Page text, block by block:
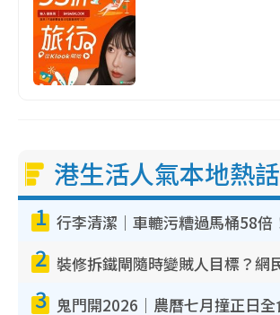
港生活人氣本地熱話
1
2
3